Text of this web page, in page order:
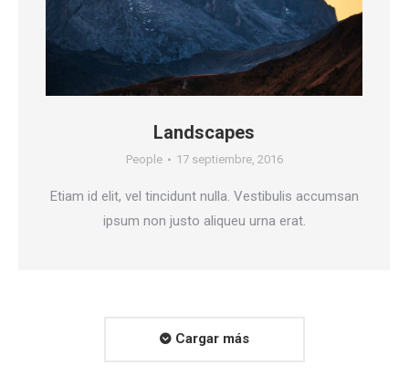
Landscapes
People 17 septiembre, 2016
Etiam id elit, vel tincidunt nulla. Vestibulis accumsan
ipsum non justo aliqueu urna erat.
Cargar más